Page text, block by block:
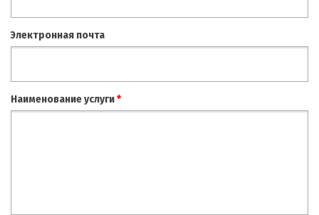
Электронная почта
Наименование услуги*